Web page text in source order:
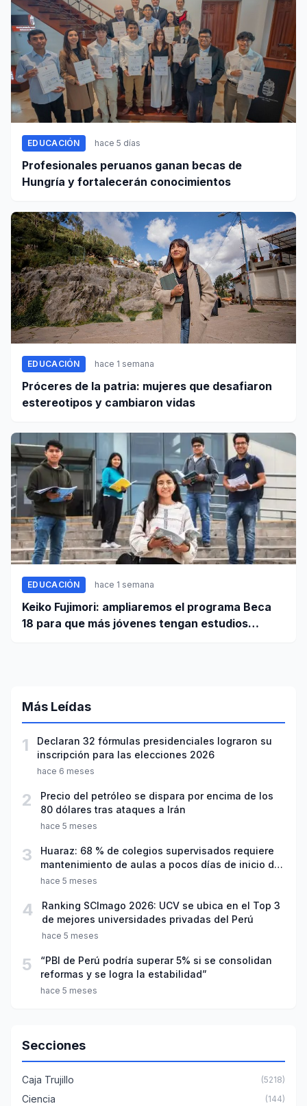
EDUCACIÓN hace 5 días
Profesionales peruanos ganan becas de
Hungría y fortalecerán conocimientos
EDUCACIÓN hace 1 semana
Próceres de la patria: mujeres que desafiaron
estereotipos y cambiaron vidas
EDUCACIÓN hace 1 semana
Keiko Fujimori: ampliaremos el programa Beca
18 para que más jóvenes tengan estudios
Más Leídas
1
Declaran 32 fórmulas presidenciales lograron su
inscripción para las elecciones 2026
hace 6 meses
2
Precio del petróleo se dispara por encima de los
80 dólares tras ataques a Irán
hace 5 meses
3
Huaraz: 68 % de colegios supervisados requiere
mantenimiento de aulas a pocos días de inicio del
año escolar 2026
hace 5 meses
4
Ranking SCImago 2026: UCV se ubica en el Top 3
de mejores universidades privadas del Perú
hace 5 meses
5
“PBI de Perú podría superar 5% si se consolidan
reformas y se logra la estabilidad”
hace 5 meses
Secciones
Caja Trujillo (5218)
Ciencia (144)